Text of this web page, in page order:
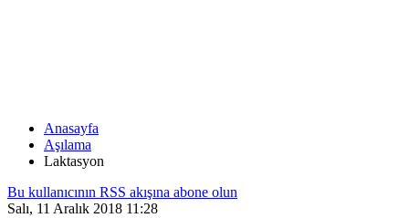
Anasayfa
Aşılama
Laktasyon
Bu kullanıcının RSS akışına abone olun
Salı, 11 Aralık 2018 11:28